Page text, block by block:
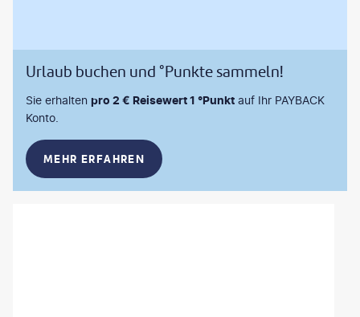
Urlaub buchen und °Punkte sammeln!
Sie erhalten pro 2 € Reisewert 1 °Punkt auf Ihr PAYBACK
Konto.
MEHR ERFAHREN